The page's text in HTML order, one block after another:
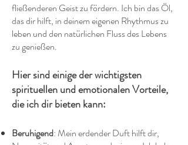
fließenderen Geist zu fördern. Ich bin das Öl,
das dir hilft, in deinem eigenen Rhythmus zu
leben und den natürlichen Fluss des Lebens
zu genießen.
Hier sind einige der wichtigsten
spirituellen und emotionalen Vorteile,
die ich dir bieten kann:
Beruhigend: Mein erdender Duft hilft dir,